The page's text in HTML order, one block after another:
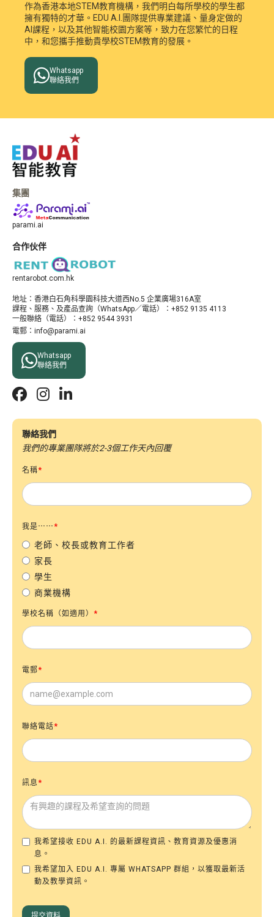
作為香港本地STEM教育機構，我們明白每所學校的學生都
擁有獨特的才華。EDU A.I.團隊提供專業建議、量身定做的
AI課程，以及其他智能校園方案等，致力在您繁忙的日程
中，和您攜手推動貴學校STEM教育的發展。
Whatsapp
聯絡我們
集團
parami.ai
合作伙伴
rentarobot.com.hk
地址：​香港白石角科學園科技大道西No.5 企業廣場316A室
課程、服務、及產品查詢（WhatsApp／電話）：+852 9135 4113
一般聯絡（電話）：+852 9544 3931
電郵：info@parami.ai
Whatsapp
聯絡我們
  
聯絡我們
我們的專業團隊將於2-3個工作天內回覆
名稱*
我是⋯⋯*
老師、校長或教育工作者
家長
學生
商業機構
學校名稱（如適用） *
電郵*
聯絡電話*
訊息*
我希望接收 EDU A.I. 的最新課程資訊、教育資源及優惠消
息。
我希望加入 EDU A.I. 專屬 WHATSAPP 群組，以獲取最新活
動及教學資訊。